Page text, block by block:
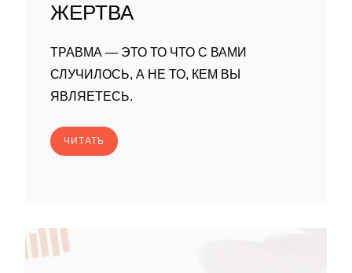
ЖЕРТВА
ТРАВМА — ЭТО ТО ЧТО С ВАМИ
СЛУЧИЛОСЬ, А НЕ ТО, КЕМ ВЫ
ЯВЛЯЕТЕСЬ.
ЧИТАТЬ